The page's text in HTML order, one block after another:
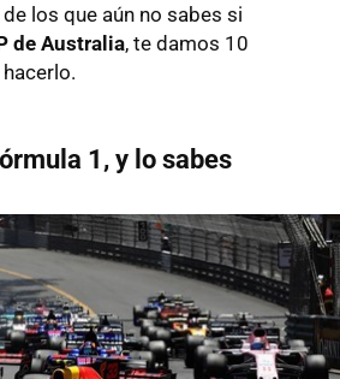
los que aún no sabes si
de Australia, te damos 10
1, y lo sabes